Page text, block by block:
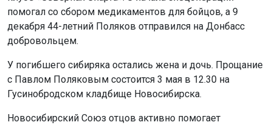
помогал со сбором медикаментов для бойцов, а 9
декабря 44-летний Поляков отправился на Донбасс
добровольцем.
У погибшего сибиряка остались жена и дочь. Прощание
с Павлом Поляковым состоится 3 мая в 12.30 на
Гусинобродском кладбище Новосибирска.
Новосибирский Союз отцов активно помогает